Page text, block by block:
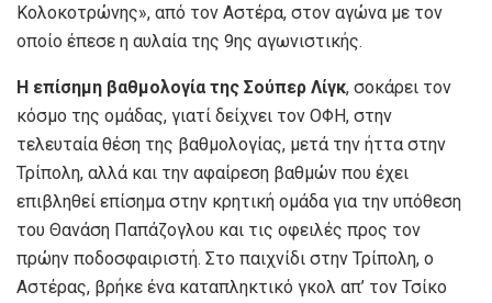
Κολοκοτρώνης», από τον Αστέρα, στον αγώνα με τον
οποίο έπεσε η αυλαία της 9ης αγωνιστικής.
Η επίσημη βαθμολογία της Σούπερ Λίγκ, σοκάρει τον
κόσμο της ομάδας, γιατί δείχνει τον ΟΦΗ, στην
τελευταία θέση της βαθμολογίας, μετά την ήττα στην
Τρίπολη, αλλά και την αφαίρεση βαθμών που έχει
επιβληθεί επίσημα στην κρητική ομάδα για την υπόθεση
του Θανάση Παπάζογλου και τις οφειλές προς τον
πρώην ποδοσφαιριστή. Στο παιχνίδι στην Τρίπολη, ο
Αστέρας, βρήκε ένα καταπληκτικό γκολ απ’ τον Τσίκο